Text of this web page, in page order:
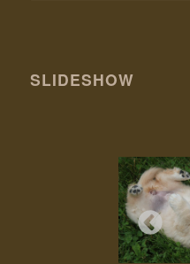
SLIDESHOW